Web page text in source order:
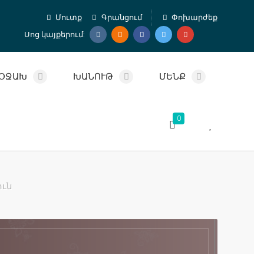
Փոխարժեք
Մուտք
Գրանցում
Սոց կայքերում:
ԽԱՆՈՒԹ ՄԵՆՔ
0